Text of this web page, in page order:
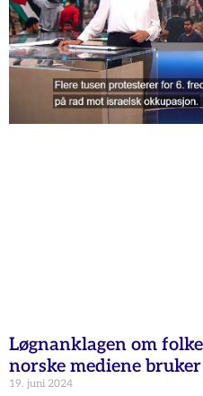
Løgnanklagen om
norske mediene
19. juni 2024